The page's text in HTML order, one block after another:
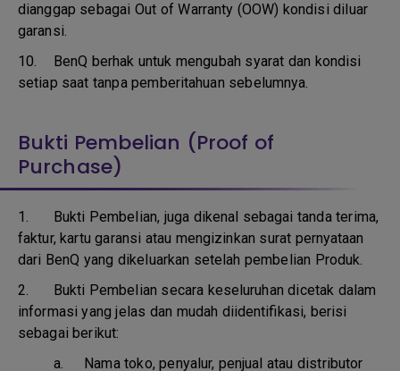
dianggap sebagai Out of Warranty (OOW) kondisi diluar
garansi.
10. BenQ berhak untuk mengubah syarat dan kondisi
setiap saat tanpa pemberitahuan sebelumnya.
Bukti Pembelian (Proof of
Purchase)
1. Bukti Pembelian, juga dikenal sebagai tanda terima,
faktur, kartu garansi atau mengizinkan surat pernyataan
dari BenQ yang dikeluarkan setelah pembelian Produk.
2. Bukti Pembelian secara keseluruhan dicetak dalam
informasi yang jelas dan mudah diidentifikasi, berisi
sebagai berikut:
a. Nama toko, penyalur, penjual atau distributor